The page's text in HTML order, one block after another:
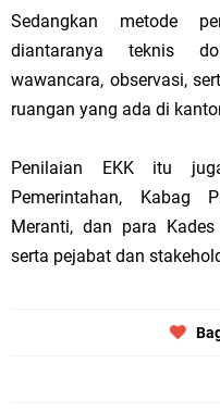
Sedangkan metode
diantaranya teknis
wawancara, observasi,
ruangan yang ada di
Penilaian EKK itu
Pemerintahan, Kabag
Meranti, dan para
serta pejabat dan